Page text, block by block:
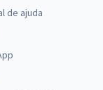
de ajuda